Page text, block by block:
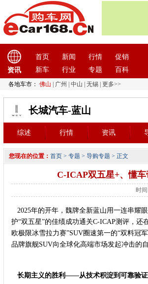
资讯
首页 新闻 行情
促销
新车
行业 专题 百科
各地车市： 佛山 广州 中山 无锡 更多>>
长城汽车-蓝山
综述 行情 资讯
您现在的位置： 首页 > 专题 > 导购专题 > 正文
C-ICAP双五星+、懂
时
2025年的开年，魏牌全新蓝山用一连串耀
护“双五星”的佳绩成功通关C-ICAP测评，还
欧极限冰雪拉力赛”SUV圈速第一的“双料冠
品牌旗舰SUV向全球化高端市场发起冲击的
长期主义的胜利——从技术积淀到可靠验证